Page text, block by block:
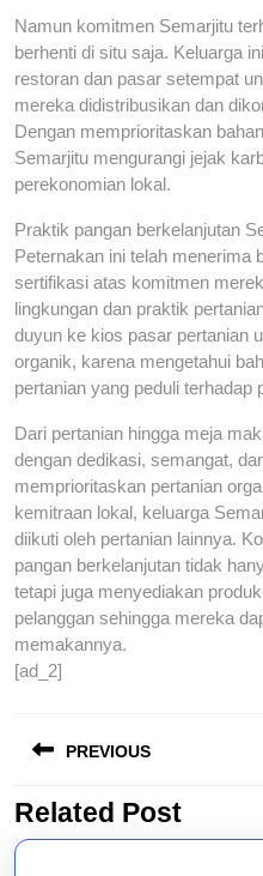
Namun komitmen Semarjitu
berhenti di situ saja. Keluarga
restoran dan pasar setempat
mereka didistribusikan dan
Dengan memprioritaskan
Semarjitu mengurangi jejak
perekonomian lokal.
Praktik pangan berkelanjutan
Peternakan ini telah menerima
sertifikasi atas komitmen
lingkungan dan praktik
duyun ke kios pasar pertanian
organik, karena mengetahui
pertanian yang peduli terhadap
Dari pertanian hingga meja
dengan dedikasi, semangat,
memprioritaskan pertanian
kemitraan lokal, keluarga
diikuti oleh pertanian lainnya.
pangan berkelanjutan tidak
tetapi juga menyediakan
pelanggan sehingga mereka
memakannya.
[ad_2]
navigation
PREVIOUS
Previous
post:
Related Post